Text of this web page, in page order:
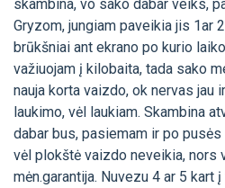
skambina, vo sako dabar veiks,
Gryzom, jungiam paveikia jis 1ar
brūkšniai ant ekrano po kurio
važiuojam į kilobaita, tada sako
nauja korta vaizdo, ok nervas jau
laukimo, vėl laukiam. Skambina
dabar bus, pasiemam ir po
vėl plokštė vaizdo neveikia, nors
mėn.garantija. Nuvezu 4 ar 5 kart